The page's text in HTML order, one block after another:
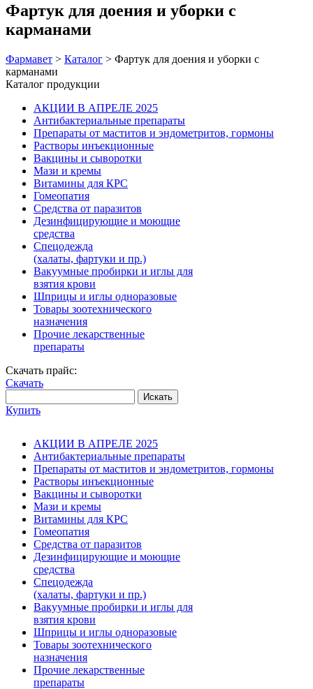
Фартук для доения и уборки с
карманами
Фармавет > Каталог > Фартук для доения и уборки с
карманами
Каталог продукции
АКЦИИ В АПРЕЛЕ 2025
Антибактериальные препараты
Препараты от маститов и эндометритов, гормоны
Растворы инъекционные
Вакцины и сыворотки
Мази и кремы
Витамины для КРС
Гомеопатия
Средства от паразитов
Дезинфицирующие и моющие
средства
Спецодежда
(халаты, фартуки и пр.)
Вакуумные пробирки и иглы для
взятия крови
Шприцы и иглы одноразовые
Товары зоотехнического
назначения
Прочие лекарственные
препараты
Скачать прайс:
Скачать
Искать
Купить
АКЦИИ В АПРЕЛЕ 2025
Антибактериальные препараты
Препараты от маститов и эндометритов, гормоны
Растворы инъекционные
Вакцины и сыворотки
Мази и кремы
Витамины для КРС
Гомеопатия
Средства от паразитов
Дезинфицирующие и моющие
средства
Спецодежда
(халаты, фартуки и пр.)
Вакуумные пробирки и иглы для
взятия крови
Шприцы и иглы одноразовые
Товары зоотехнического
назначения
Прочие лекарственные
препараты